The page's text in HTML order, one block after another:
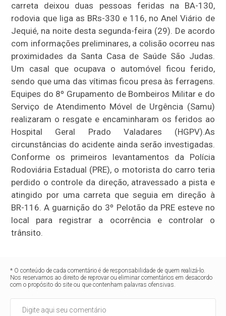
carreta deixou duas pessoas feridas na BA-130,
rodovia que liga as BRs-330 e 116, no Anel Viário de
Jequié, na noite desta segunda-feira (29). De acordo
com informações preliminares, a colisão ocorreu nas
proximidades da Santa Casa de Saúde São Judas.
Um casal que ocupava o automóvel ficou ferido,
sendo que uma das vítimas ficou presa às ferragens.
Equipes do 8º Grupamento de Bombeiros Militar e do
Serviço de Atendimento Móvel de Urgência (Samu)
realizaram o resgate e encaminharam os feridos ao
Hospital Geral Prado Valadares (HGPV).As
circunstâncias do acidente ainda serão investigadas.
Conforme os primeiros levantamentos da Polícia
Rodoviária Estadual (PRE), o motorista do carro teria
perdido o controle da direção, atravessado a pista e
atingido por uma carreta que seguia em direção à
BR-116. A guarnição do 3º Pelotão da PRE esteve no
local para registrar a ocorrência e controlar o
trânsito.
* O conteúdo de cada comentário é de responsabilidade de quem realizá-lo.
Nos reservamos ao direito de reprovar ou eliminar comentários em desacordo
com o propósito do site ou que contenham palavras ofensivas.